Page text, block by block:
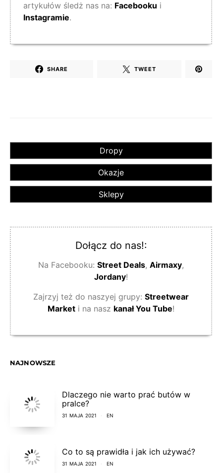
artykułów śledż nas na: Facebooku i
Instagramie.
SHARE TWEET
Dropy
Okazje
Sklepy
Dołącz do nas!:
Na Facebooku: Street Deals, Airmaxy,
Jordany!
Zajrzyj też do naszyej grupy: Streetwear
Market i na nasz kanał You Tube!
NAJNOWSZE
Dlaczego nie warto prać butów w
pralce?
31 MAJA 2021 EN
Co to są prawidła i jak ich używać?
31 MAJA 2021 EN